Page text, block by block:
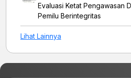
Evaluasi Ketat Pengawasan
Pemilu Berintegritas
Lihat Lainnya